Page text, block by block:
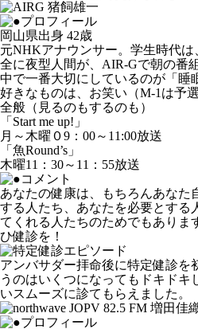
岡山県出身 42歳
元NHKアナウンサー。学生時代
全に夜型人間が、AIR-Gで朝の番
中で一番大切にしているのが「睡
好きなものは、お笑い（M-1は予
全般（見るのもするのも）
「Start me up!」
月～木曜０9：00～11:00放送
「魚Round’s」
木曜11：30～11：55放送
あなたの健康は、もちろんあなた
する人たち、あなたを必要とする
てくれる人たちのためでもありま
ひ健診を！
アンバサダー拝命後に特定健診を
うのはいくつになってもドキドキ
いスムーズに診てもらえました。